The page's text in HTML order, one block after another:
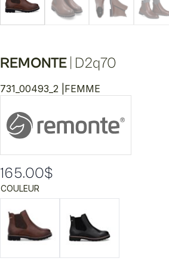
REMONTE D2q70
731_00493_2 | FEMME
165.00$
COULEUR